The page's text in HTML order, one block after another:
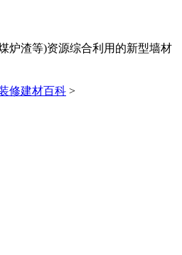
炉渣等)资源综合利用的新型墙材
修建材百科 >